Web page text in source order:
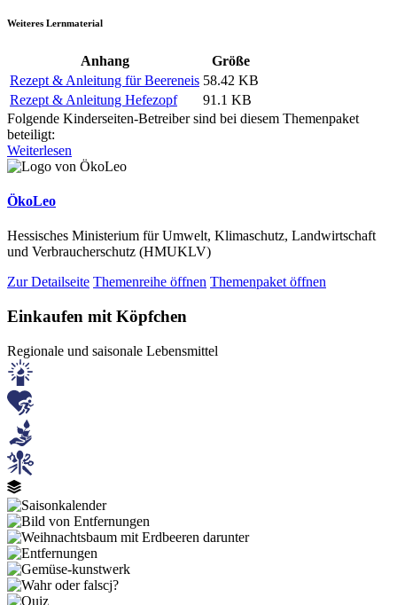
Weiteres Lernmaterial
Anhang
Größe
Rezept & Anleitung für Beereneis 58.42 KB
Rezept & Anleitung Hefezopf
91.1 KB
Folgende Kinderseiten-Betreiber sind bei diesem Themenpaket
beteiligt:
Weiterlesen
ÖkoLeo
Hessisches Ministerium für Umwelt, Klimaschutz, Landwirtschaft
und Verbraucherschutz (HMUKLV)
Zur Detailseite Themenreihe öffnen Themenpaket öffnen
Einkaufen mit Köpfchen
Regionale und saisonale Lebensmittel
Bild
Bild
Bild
Bild
Bild
Bild
Bild